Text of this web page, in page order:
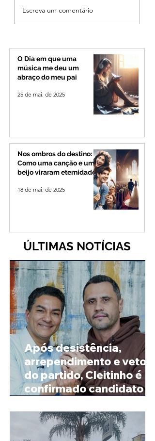
Jovem de 24 anos é
morto após briga
durante luau no
Paranaíba
Escreva um comentário
O Dia em que uma
música me deu um
abraço do meu pai
25 de mai. de 2025
Nos ombros do destino:
Como uma canção e um
beijo viraram eternidade
18 de mai. de 2025
ÚLTIMAS NOTÍCIAS
Após desistência,
arrependimento e veto
do partido, Cleitinho é
confirmado candidato ao